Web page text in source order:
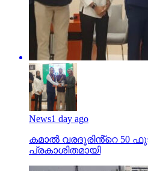
News1 day ago
കമാൽ വരദൂരിൻ്റെ 50
പ്രകാശിതമായി